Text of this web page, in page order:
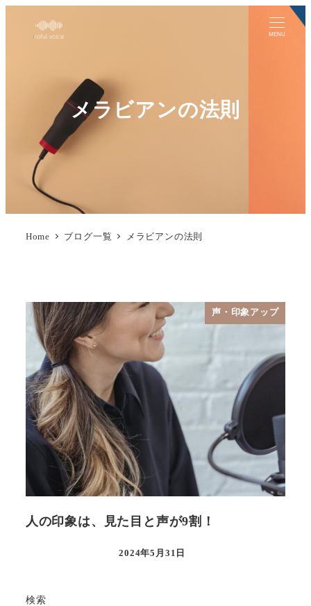
MENU
メラビアンの法則
Home ブログ一覧 メラビアンの法則
声・印象アップ
人の印象は、見た目と声が9割！
2024年5月31日
検索